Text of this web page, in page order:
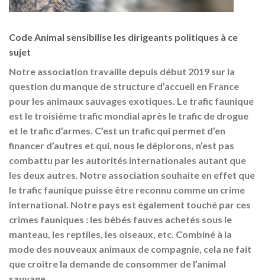
Code Animal sensibilise les dirigeants politiques à ce
sujet
Notre association travaille depuis début 2019 sur la
question du manque de structure d’accueil en France
pour les animaux sauvages exotiques. Le trafic faunique
est le troisième trafic mondial après le trafic de drogue
et le trafic d’armes. C’est un trafic qui permet d’en
financer d’autres et qui, nous le déplorons, n’est pas
combattu par les autorités internationales autant que
les deux autres. Notre association souhaite en effet que
le trafic faunique puisse être reconnu comme un crime
international. Notre pays est également touché par ces
crimes fauniques : les bébés fauves achetés sous le
manteau, les reptiles, les oiseaux, etc. Combiné à la
mode des nouveaux animaux de compagnie, cela ne fait
que croitre la demande de consommer de l’animal